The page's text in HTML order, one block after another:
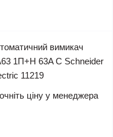
вимикач
1П+Н 63A C Schneider
11219
ціну у менеджера